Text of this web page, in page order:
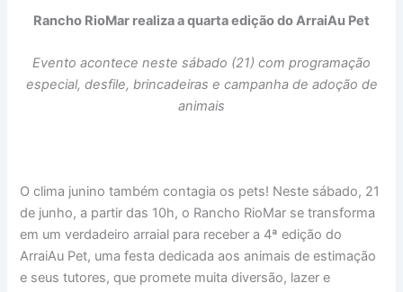
Rancho RioMar realiza a quarta edição do ArraiAu Pet
Evento acontece neste sábado (21) com programação
especial, desfile, brincadeiras e campanha de adoção de
animais
O clima junino também contagia os pets! Neste sábado, 21
de junho, a partir das 10h, o Rancho RioMar se transforma
em um verdadeiro arraial para receber a 4ª edição do
ArraiAu Pet, uma festa dedicada aos animais de estimação
e seus tutores, que promete muita diversão, lazer e